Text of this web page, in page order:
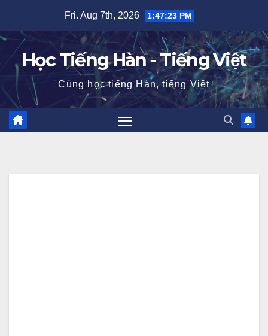
content
Fri. Aug 7th, 2026 1:47:24 PM
Học Tiếng Hàn - Tiếng Việt
Cùng học tiếng Hàn, tiếng Việt